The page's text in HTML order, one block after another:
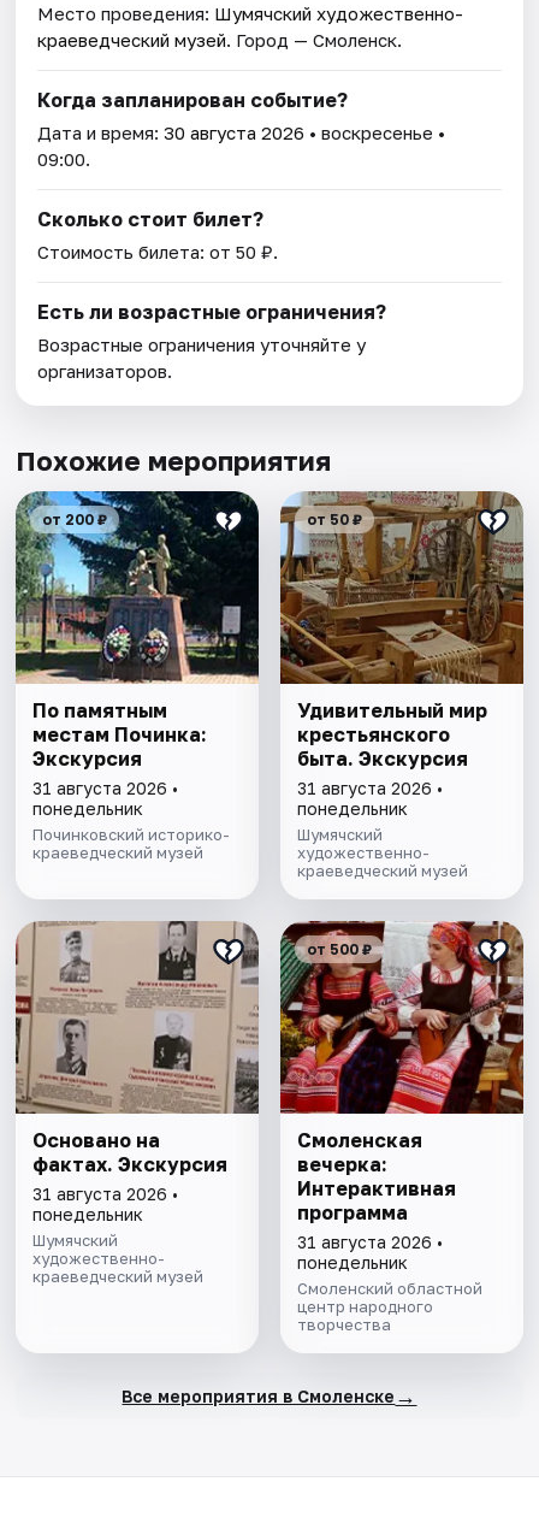
Место проведения: Шумячский художественно-
краеведческий музей. Город — Смоленск.
Когда запланирован событие?
Дата и время:30 августа 2026 • воскресенье •
09:00.
Сколько стоит билет?
Стоимость билета: от 50 ₽.
Есть ли возрастные ограничения?
Возрастные ограничения уточняйте у
организаторов.
Похожие мероприятия
от 200 ₽
По памятным
местам Починка:
Экскурсия
31 августа 2026 •
понедельник
Починковский историко-
краеведческий музей
от 50 ₽
Удивительный мир
крестьянского
быта. Экскурсия
31 августа 2026 •
понедельник
Шумячский
художественно-
краеведческий музей
Основано на
фактах. Экскурсия
31 августа 2026 •
понедельник
Шумячский
художественно-
краеведческий музей
от 500 ₽
Смоленская
вечерка:
Интерактивная
программа
31 августа 2026 •
понедельник
Смоленский областной
центр народного
творчества
Все мероприятия в Смоленске →